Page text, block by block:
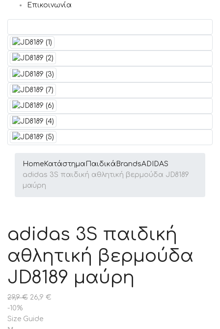
Επικοινωνία
HomeΚατάστημα Παιδικά BrandsADIDAS
adidas 3S παιδική αθλητική βερμούδα JD8189
μαύρη
adidas 3S παιδική
αθλητική βερμούδα
JD8189 μαύρη
29,9€ 26,9 €
-10%
Size Guide